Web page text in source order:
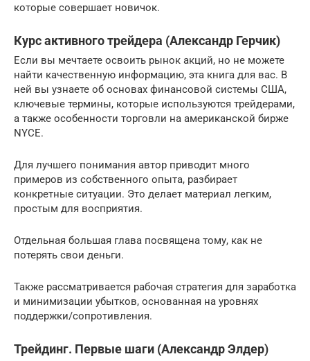
которые совершает новичок.
Курс активного трейдера (Александр Герчик)
Если вы мечтаете освоить рынок акций, но не можете
найти качественную информацию, эта книга для вас. В
ней вы узнаете об основах финансовой системы США,
ключевые термины, которые используются трейдерами,
а также особенности торговли на американской бирже
NYCE.
Для лучшего понимания автор приводит много
примеров из собственного опыта, разбирает
конкретные ситуации. Это делает материал легким,
простым для восприятия.
Отдельная большая глава посвящена тому, как не
потерять свои деньги.
Также рассматривается рабочая стратегия для заработка
и минимизации убытков, основанная на уровнях
поддержки/сопротивления.
Трейдинг. Первые шаги (Александр Элдер)